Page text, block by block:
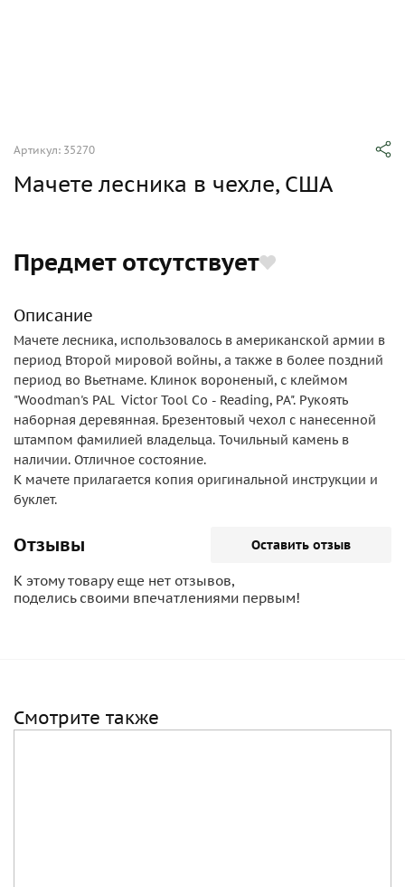
Артикул: 35270
Мачете лесника в чехле, США
Предмет отсутствует
Описание
Мачете лесника, использовалось в американской армии в
период Второй мировой войны, а также в более поздний
период во Вьетнаме. Клинок вороненый, с клеймом
"Woodman's PAL Victor Tool Co - Reading, PA". Рукоять
наборная деревянная. Брезентовый чехол с нанесенной
штампом фамилией владельца. Точильный камень в
наличии. Отличное состояние.
К мачете прилагается копия оригинальной инструкции и
буклет.
Отзывы Оставить отзыв
К этому товару еще нет отзывов,
поделись своими впечатлениями первым!
Смотрите также